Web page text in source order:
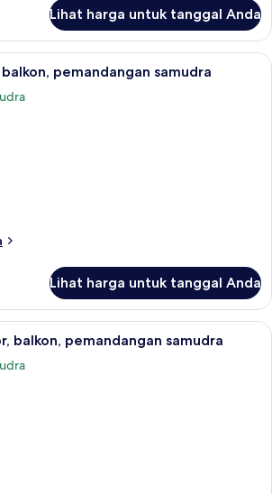
Lihat harga untuk tanggal Anda
Smart TV 65-inci dengan saluran TV
pemandangan samudra
Lihat harga untuk tanggal Anda
Apartemen Superior, balkon,
balkon, pemandangan samudra